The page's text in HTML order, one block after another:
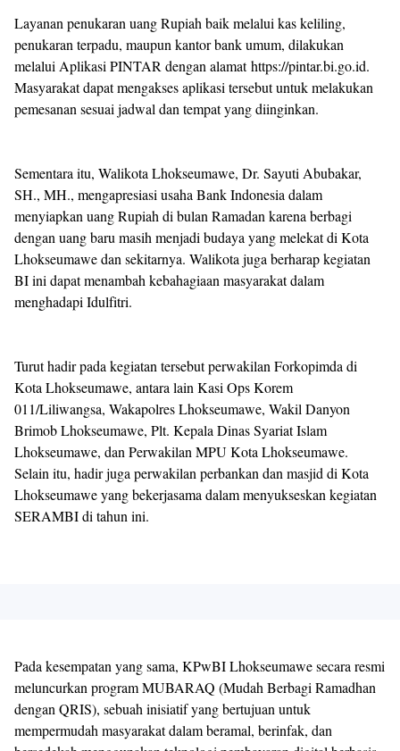
Layanan penukaran uang Rupiah baik melalui kas keliling,
penukaran terpadu, maupun kantor bank umum, dilakukan
melalui Aplikasi PINTAR dengan alamat https://pintar.bi.go.id.
Masyarakat dapat mengakses aplikasi tersebut untuk melakukan
pemesanan sesuai jadwal dan tempat yang diinginkan.
Sementara itu, Walikota Lhokseumawe, Dr. Sayuti Abubakar,
SH., MH., mengapresiasi usaha Bank Indonesia dalam
menyiapkan uang Rupiah di bulan Ramadan karena berbagi
dengan uang baru masih menjadi budaya yang melekat di Kota
Lhokseumawe dan sekitarnya. Walikota juga berharap kegiatan
BI ini dapat menambah kebahagiaan masyarakat dalam
menghadapi Idulfitri.
Turut hadir pada kegiatan tersebut perwakilan Forkopimda di
Kota Lhokseumawe, antara lain Kasi Ops Korem
011/Liliwangsa, Wakapolres Lhokseumawe, Wakil Danyon
Brimob Lhokseumawe, Plt. Kepala Dinas Syariat Islam
Lhokseumawe, dan Perwakilan MPU Kota Lhokseumawe.
Selain itu, hadir juga perwakilan perbankan dan masjid di Kota
Lhokseumawe yang bekerjasama dalam menyukseskan kegiatan
SERAMBI di tahun ini.
Pada kesempatan yang sama, KPwBI Lhokseumawe secara resmi
meluncurkan program MUBARAQ (Mudah Berbagi Ramadhan
dengan QRIS), sebuah inisiatif yang bertujuan untuk
mempermudah masyarakat dalam beramal, berinfak, dan